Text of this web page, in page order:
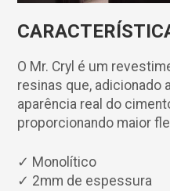
O Mr. Cryl é um
resinas que, adicionado
aparência real do
proporcionando maior
✓ Monolítico
✓ 2mm de espessura